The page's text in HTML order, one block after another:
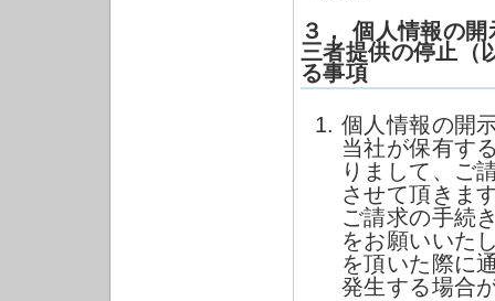
３， 個人情報の
三者提供の停止（
る事項
個人情報の開
当社が保有す
りまして、ご
させて頂きま
ご請求の手続
をお願いいた
を頂いた際に
発生する場合